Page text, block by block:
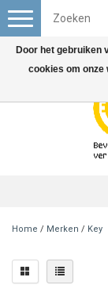
Toggle
navigation
Home / Merken / Key
Door het gebruiken
cookies om onze